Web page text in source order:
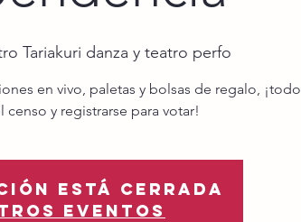
Tariakuri danza y teatro perfo
en vivo, paletas y bolsas de regalo, ¡todo
y registrarse para votar!
está cerrada
eventos